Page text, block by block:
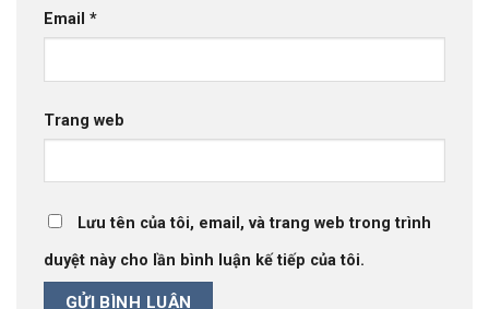
Email *
Trang web
Lưu tên của tôi, email, và trang web trong trình
duyệt này cho lần bình luận kế tiếp của tôi.